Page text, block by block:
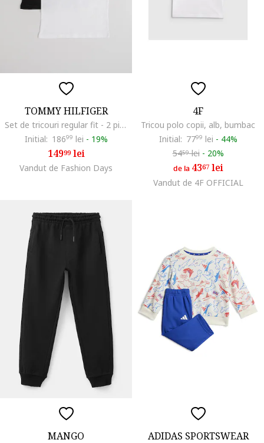
TOMMY HILFIGER
Set de tricouri regular fit - 2 piese, Negru/Alb optic
Initial: 18699 lei - 19%
14999lei
Vandut de Fashion Days
4F
Tricou polo copii, alb, bumbac
Initial: 7799 lei - 44%
5459lei - 20%
de la 4367lei
Vandut de 4F OFFICIAL
MANGO ADIDAS SPORTSWEAR